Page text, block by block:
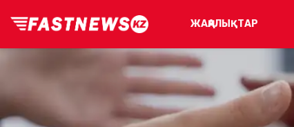
ЖАҢАЛЫҚТАР